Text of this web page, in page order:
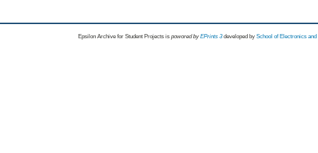
Epsilon Archive for Student Projects is powored byEPrints 3 developed by School of Electronics